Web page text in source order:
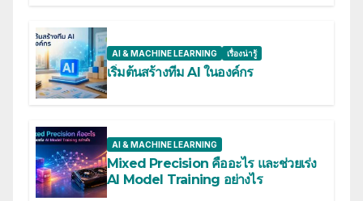
AI & MACHINE LEARNING เรื่องน่ารู้
เริ่มต้นสร้างทีม AI ในองค์กร
AI & MACHINE LEARNING
Mixed Precision คืออะไร และช่วยเร่ง
AI Model Training อย่างไร